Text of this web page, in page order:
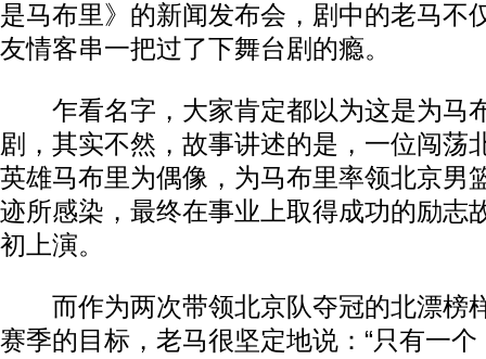
是马布里》的新闻发布会，剧中的老马不
友情客串一把过了下舞台剧的瘾。
乍看名字，大家肯定都以为这是为马
剧，其实不然，故事讲述的是，一位闯荡
英雄马布里为偶像，为马布里率领北京男
迹所感染，最终在事业上取得成功的励志
初上演。
而作为两次带领北京队夺冠的北漂榜
赛季的目标，老马很坚定地说：“只有一